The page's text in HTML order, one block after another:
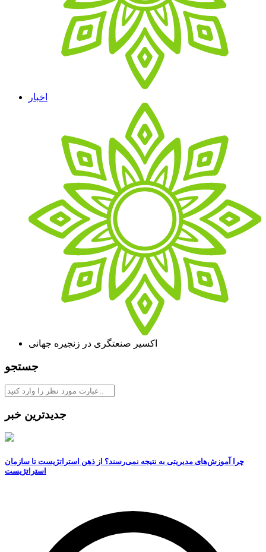
اخبار
اکسیر صنعتگری در زنجیره جهانی
جستجو
جدیدترین خبر
چرا آموزش‌های مدیریتی به نتیجه نمی‌رسند؟ از ذهن استراتژیست تا سازمان
استراتژیست